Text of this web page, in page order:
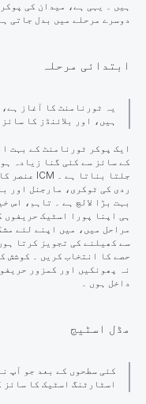
ہیں ۔ یہی ہے، میدان کی
دوسرے مرحلے میں بدل جاتی ہے
ابتدائی مرحلہ
یہ ٹورنامنٹ کا آغاز
ہیں، اور بلائنڈز کا
ایک پوکر ٹورنامنٹ کے بہت
کے سائز سے کئی گنا زیادہ
جلتا بناتا ہے ۔ ICM عنصر کا
ردی کی ٹوکری، مارجنل اور
بہت بڑا لالچ ہے ۔ تاہم، اس
ہی اپنا پورا اسٹیک
مراحل میں، میں اپنے لئے
سے کھیلنے کی تجویز کرتا
حصے کا انتخاب کریں ۔ کوشش
نہ پھونکیں اور کمزور
داخل ہوں ۔
مڈل اسٹیج
کئی سطحوں کے بعد جو آپ
اسٹارٹنگ اسٹیک کا سائز